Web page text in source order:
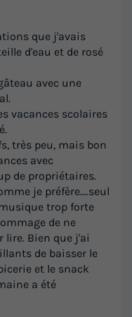
que j'avais
d'eau et de rosé
avec une
vacances scolaires
très peu, mais bon
avec
de propriétaires.
je préfère....seul
trop forte
de ne
lire. Bien que j'ai
de baisser le
et le snack
a été